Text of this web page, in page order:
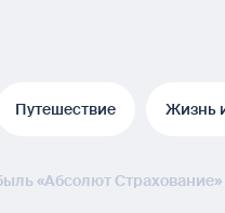
Путешествие Жизнь
«Абсолют Страхование»